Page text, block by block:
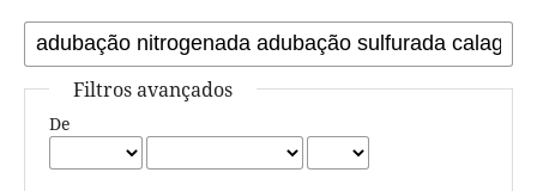
Filtros avançados
De